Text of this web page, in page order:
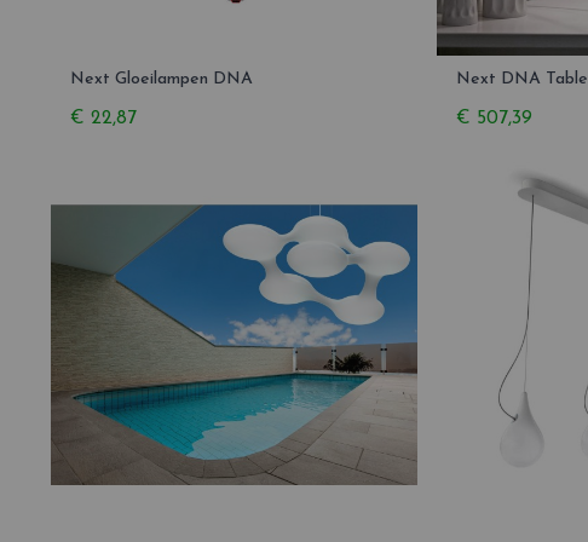
Next Gloeilampen DNA
€ 22,87
Next DNA Table
€ 507,39